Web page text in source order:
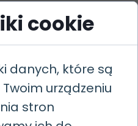
Kredycie
cookie
danych, które są
urządzeniu
stron